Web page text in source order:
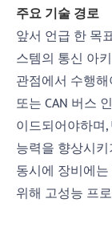
주요 기술 경로
앞서 언급 한 목
스템의 통신 아
관점에서 수행
또는 CAN 버스
이드되어야하며
능력을 향상시
동시에 장비에
위해 고성능 프